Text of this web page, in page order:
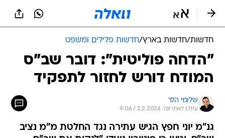
חדשות/חדשות בארץ/חדשות פלילים ומשפט
"הדחה פוליטית": דובר שב"ס
המודח דורש לחזור לתפקיד
שלומי הלר
עודכן לאחרונה: 2.2.2024 / 9:06
גנ"מ יוני חפץ הגיש עתירה נגד החלטת מ"מ נציב